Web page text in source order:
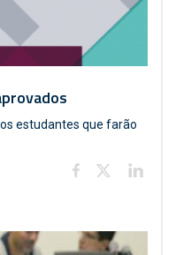
estudantes que farão